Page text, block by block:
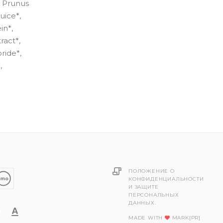
Prunus
ПОЛОЖЕНИЕ О
КОНФИДЕНЦИАЛЬНОСТИ
И ЗАЩИТЕ
ПЕРСОНАЛЬНЫХ
ДАННЫХ.
MADE WITH MARK[PR]